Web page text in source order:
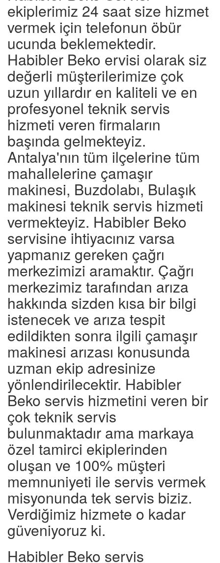
ekiplerimiz 24 saat size hizmet
vermek için telefonun öbür
ucunda beklemektedir.
Habibler Beko ervisi olarak siz
değerli müşterilerimize çok
uzun yıllardır en kaliteli ve en
profesyonel teknik servis
hizmeti veren firmaların
başında gelmekteyiz.
Antalya'nın tüm ilçelerine tüm
mahallelerine çamaşır
makinesi, Buzdolabı, Bulaşık
makinesi teknik servis hizmeti
vermekteyiz. Habibler Beko
servisine ihtiyacınız varsa
yapmanız gereken çağrı
merkezimizi aramaktır. Çağrı
merkezimiz tarafından arıza
hakkında sizden kısa bir bilgi
istenecek ve arıza tespit
edildikten sonra ilgili çamaşır
makinesi arızası konusunda
uzman ekip adresinize
yönlendirilecektir. Habibler
Beko servis hizmetini veren bir
çok teknik servis
bulunmaktadır ama markaya
özel tamirci ekiplerinden
oluşan ve 100% müşteri
memnuniyeti ile servis vermek
misyonunda tek servis biziz.
Verdiğimiz hizmete o kadar
güveniyoruz ki.
Habibler Beko servis